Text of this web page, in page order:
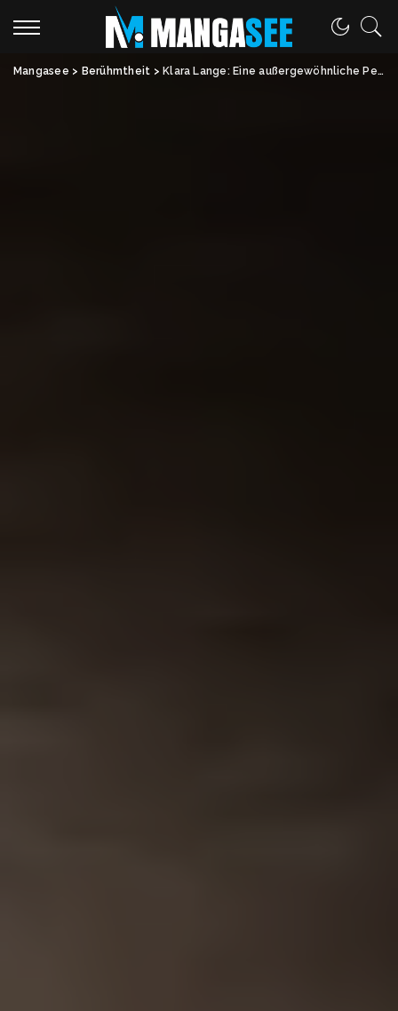
Mangasee > Berühmtheit > Klara Lange: Eine außergewöhnliche Persönlichkeit